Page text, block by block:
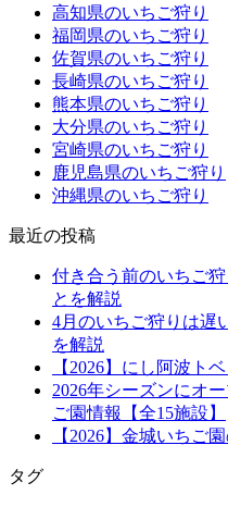
高知県のいちご狩り
福岡県のいちご狩り
佐賀県のいちご狩り
長崎県のいちご狩り
熊本県のいちご狩り
大分県のいちご狩り
宮崎県のいちご狩り
鹿児島県のいちご狩り
沖縄県のいちご狩り
最近の投稿
付き合う前のいちご
とを解説
4月のいちご狩りは遅
を解説
【2026】にし阿波ト
2026年シーズンにオ
ご園情報【全15施設】
【2026】金城いちご
タグ